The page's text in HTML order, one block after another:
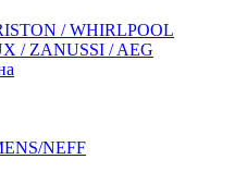
/ WHIRLPOOL
/ ZANUSSI / AEG
NEFF